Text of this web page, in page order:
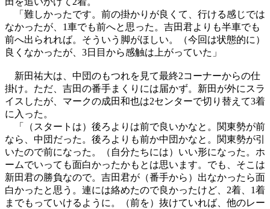
「難しかったです。前の掛かりが良くて、行ける感じでは
なかったが、1車でも前へと思った。吉田君よりも半車でも
前へ出られれば。そういう脚がほしい。（今回は状態的に）
良くなかったが、3日目から感触は上がっていた」
新田祐大は、中団のもつれを見て最終2コーナーからの仕
掛け。ただ、吉田の番手まくりには届かず。新田が外にスラ
イスしたが、マークの成田和也は2センターで切り替えて3着
に入った。
「（スタートは）後ろよりは前で良いかなと。関東勢が前
なら、中団だった。後ろよりも前か中団かなと。関東勢が引
いたので前になった。（自分たちには）いい形になった。ホ
ームでいっても面白かったかもとは思います。でも、そこは
新田君の勝負なので。吉田君が（番手から）出なかったら面
白かったと思う。連には絡めたので良かったけど、2着、1着
までもっていけるように。（前を）抜けていれば、他のレー